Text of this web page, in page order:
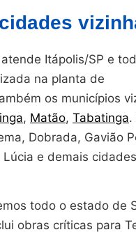
atende Itápolis/SP e
na planta de
os municípios
, Matão, Tabatinga.
Dobrada, Gavião
Lúcia e demais
todo o estado de
obras críticas para